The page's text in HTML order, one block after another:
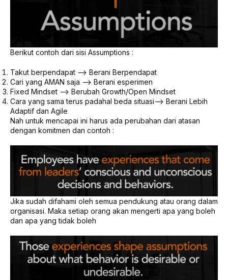
Berikut contoh dari sisi Assumptions :
Takut berpendapat –> Berani Berpendapat
Cari yang AMAN saja –> Berani esperimen
Fixed Mindset –> Berubah Growth/Open Mindset
Cara yang sama terus padahal beda situasi–> Berani Lebih
Adaptif dan Agile
Nah untuk mencapai ini harus ada perubahan dari atasan
dengan komitmen dan contoh :
Jika sudah difahami oleh semua pendukung atau orang dalam
organisasi. Maka setiap orang akan mengerti apa yang boleh
dan apa yang tidak boleh